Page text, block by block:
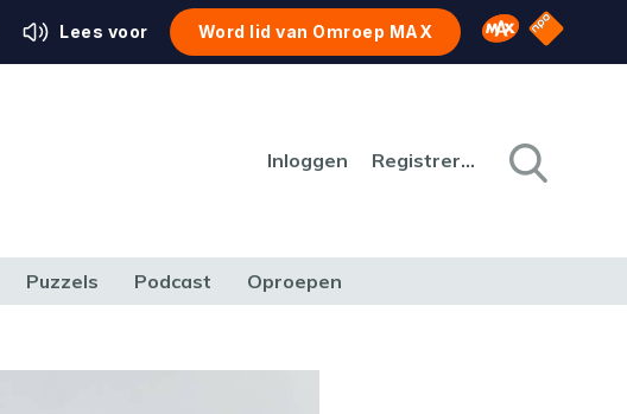
Lees voor Word lid van Omroep MAX Omroep MAX
NPO
Inloggen Registreren
Puzzels Podcast Oproepen